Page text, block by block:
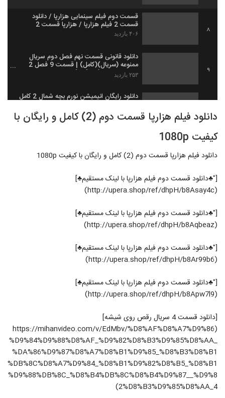
8
قسمت دوم فیلم سینمایی هزارپا / دانلود
قسمت 2 فیلم هزارپا / هزارپا قسمت 2
۴۰۶ بازدید
9
دانلود قانونی قسمت نهم فصل دوم سریال
ممنوعه (سریال)(کامل) | قسمت 9 فصل 2
سریال ممنوعه (online)
۲۵۳ بازدید
دانلود رایگان انیمیشن نورم بچه شمال 2 کامل
۴۲۳ بازدید
12
قسمت نهم سریال هشتگ خاله سوسکه
(دانلود)(قانونی)قسمت نهم هشتگ خاله
سوسکه-9-
۲۹۹ بازدید
13
دانلود فیلم سینمایی (کمدی) کاتیوشا با بازی
احمد مهرانفر
قسمت هشتم سریال نهنگ آبی(سریال) (کامل)
16
سریال هشتگ خاله سوسکه قسمت دهم
(سریال) (قانونی)| قسمت 10 سریال هشتگ
خاله سوسکه
۴۹۰ بازدید
17
قسمت یازدهم سریال ممنوعه فصل دوم
ممنوعه
دانلود فیلم هزارپا قسمت دوم (2) کامل و رایگان با
کیفیت 1080p
دانلود فیلم هزارپا قسمت دوم (2) کامل و رایگان با کیفیت 1080p
["♣دانلود قسمت دوم فیلم هزارپا با لینک مستقیم♣]
(http://upera.shop/ref/dhpH/b8Asay4c)
["♣دانلود قسمت دوم فیلم هزارپا با لینک مستقیم♣]
(http://upera.shop/ref/dhpH/b8Aqbeaz)
["♣دانلود قسمت دوم فیلم هزارپا با لینک مستقیم♣]
(http://upera.shop/ref/dhpH/b8Ar99b6)
["♣دانلود قسمت دوم فیلم هزارپا با لینک مستقیم♣]
(http://upera.shop/ref/dhpH/b8Apw7l9)
[دانلود قسمت 4 سریال رقص روی شیشه]
(https://mihanvideo.com/v/EdMbv/%D8%AF%D8%A7%D9%86
%D9%84%D9%88%D8%AF_%D9%82%D8%B3%D9%85%D8%AA_
%DA%86%D9%87%D8%A7%D8%B1%D9%85_%D8%B3%D8%B1
%DB%8C%D8%A7%D9%84_%D8%B1%D9%82%D8%B5_%D8%B1
%D9%88%DB%8C_%D8%B4%DB%8C%D8%B4%D9%87__%D9%8
2%D8%B3%D9%85%D8%AA_4)